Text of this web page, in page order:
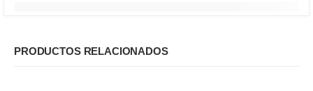
PRODUCTOS RELACIONADOS